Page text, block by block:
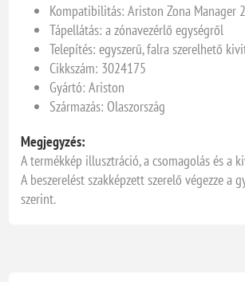
Kompatibilitás: Ariston Zona Manager
Tápellátás: a zónavezérlő egységről
Telepítés: egyszerű, falra szerelhető
Cikkszám: 3024175
Gyártó: Ariston
Származás: Olaszország
Megjegyzés:
A termékkép illusztráció, a csomagolás és a
A beszerelést szakképzett szerelő végezze a
szerint.